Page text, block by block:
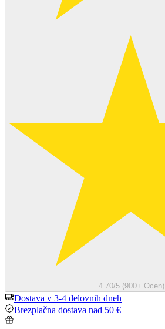
4.70/5 (900+ Ocen)
Dostava v 3-4 delovnih dneh
Brezplačna dostava nad 50 €